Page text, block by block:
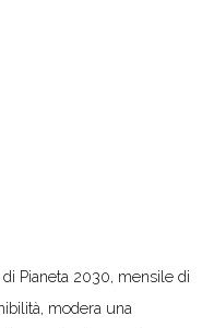
Pianeta 2030, mensile di
modera una